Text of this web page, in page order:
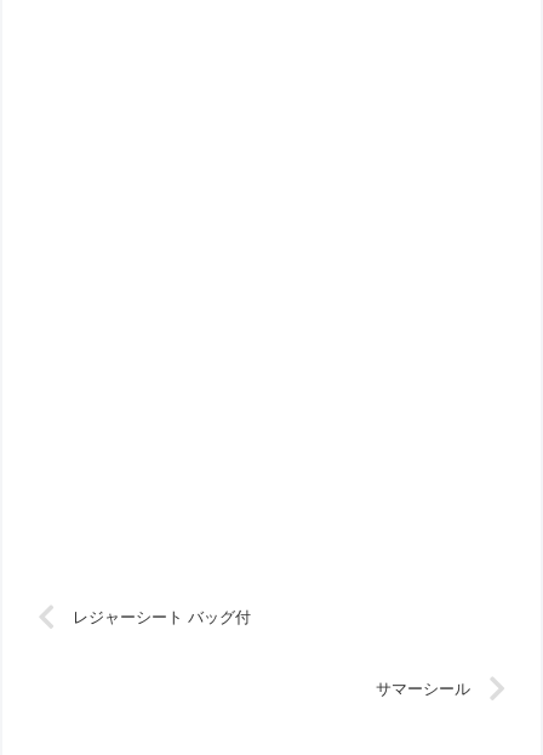
レジャーシート バッグ付
サマーシール